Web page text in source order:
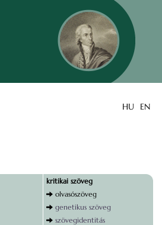
HU EN
kritikai szöveg
olvasószöveg
genetikus szöveg
szövegidentitás